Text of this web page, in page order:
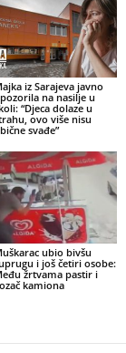
iz Sarajeva javno
na nasilje u
“Djeca dolaze u
ovo više nisu
svađe”
ubio bivšu
i još četiri osobe:
žrtvama pastir i
kamiona